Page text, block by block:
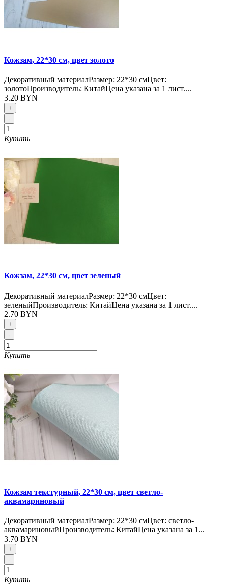
Кожзам, 22*30 см, цвет золото
Декоративный материалРазмер: 22*30 смЦвет:
золотоПроизводитель: КитайЦена указана за 1 лист....
3.20 BYN
+
-
Купить
Кожзам, 22*30 см, цвет зеленый
Декоративный материалРазмер: 22*30 смЦвет:
зеленыйПроизводитель: КитайЦена указана за 1 лист....
2.70 BYN
+
-
Купить
Кожзам текстурный, 22*30 см, цвет светло-
аквамариновый
Декоративный материалРазмер: 22*30 смЦвет: светло-
аквамариновыйПроизводитель: КитайЦена указана за 1...
3.70 BYN
+
-
Купить